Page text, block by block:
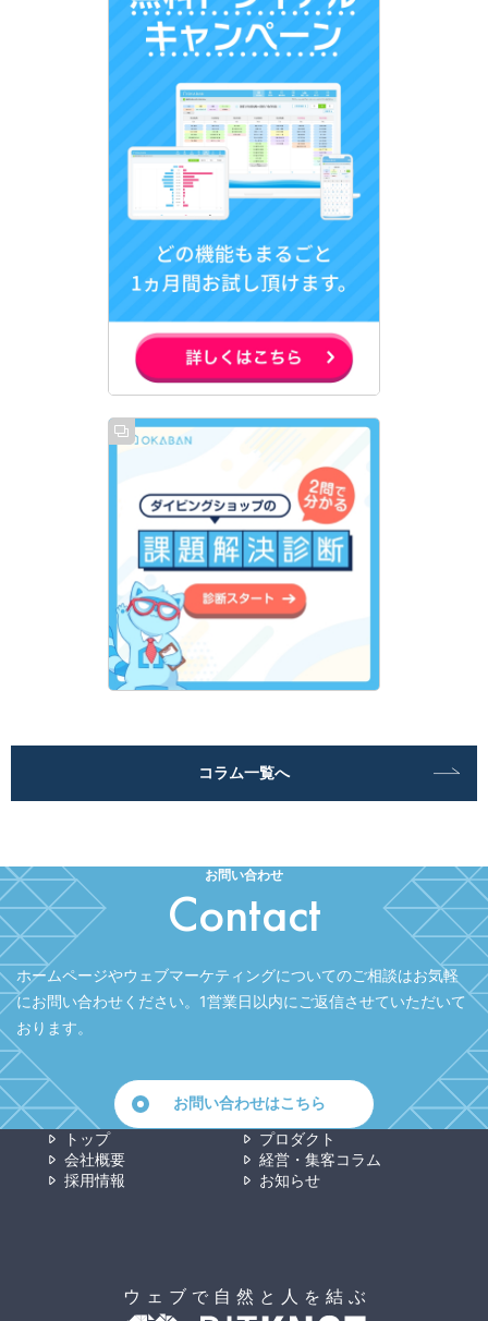
コラム一覧へ
お問い合わせ
Contact
ホームページやウェブマーケティングについてのご相談はお気軽
にお問い合わせください。 1営業日以内にご返信させていただいて
おります。
お問い合わせはこちら
トップ
プロダクト
会社概要
経営・集客コラム
採用情報
お知らせ